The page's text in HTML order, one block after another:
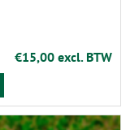
€15,00 excl. BTW